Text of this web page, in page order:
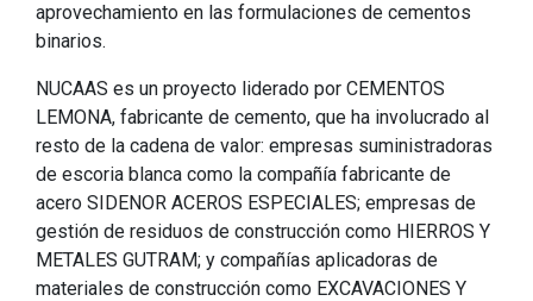
aprovechamiento en las formulaciones de cementos
binarios.
NUCAAS es un proyecto liderado por CEMENTOS
LEMONA, fabricante de cemento, que ha involucrado al
resto de la cadena de valor: empresas suministradoras
de escoria blanca como la compañía fabricante de
acero SIDENOR ACEROS ESPECIALES; empresas de
gestión de residuos de construcción como HIERROS Y
METALES GUTRAM; y compañías aplicadoras de
materiales de construcción como EXCAVACIONES Y